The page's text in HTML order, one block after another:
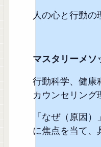
人の心と行動
マスタリーメソ
行動科学、健康
カウンセリング
「なぜ（原因
に焦点を当て、